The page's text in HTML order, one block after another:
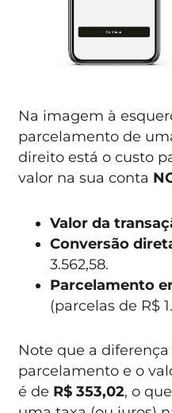
Na imagem à
parcelamento de
direito está o custo
valor na sua conta
Valor da
Conversão
3.562,58.
Parcelamento
(parcelas de R$
Note que a
parcelamento e o
é de R$ 353,02, o